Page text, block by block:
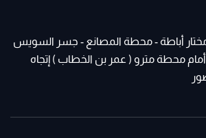
مختار أباطة - محطة المصانع - جسر السويس
أمام محطة مترو ( عمر بن الخطاب ) إتجاه